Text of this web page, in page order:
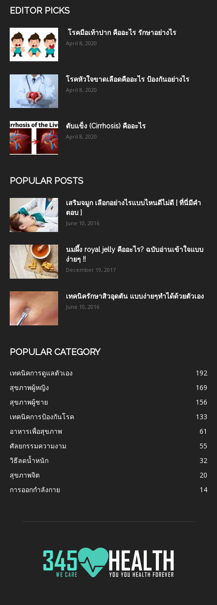
EDITOR PICKS
โรคมือเท้าปาก คืออะไร รักษาอย่างไร
April 8, 2020
โรคหัวใจขาดเลือดคืออะไร ป้องกันอย่างไร
April 8, 2020
ตับแข็ง (Cirrhosis) คืออะไร
April 8, 2020
POPULAR POSTS
เสริมจมูก เลือกอย่างไรแบบไหนดีไม่ดี [ ที่นี่มีคำ
ตอบ ]
June 10, 2016
นมผึ้ง royal jelly คืออะไร? ฉบับอ่านเข้าใจแบบ
ง่ายๆ !!
December 19, 2017
เทคนิครักษาสิวอุดตัน แบบง่ายๆทำได้ด้วยตัวเอง
June 10, 2016
POPULAR CATEGORY
เทคนิคการดูแลตัวเอง
192
สุขภาพผู้หญิง
169
สุขภาพผู้ชาย
156
เทคนิคการป้องกันโรค
133
อาหารเพื่อสุขภาพ
61
ศัลยกรรมความงาม
55
วิธีลดน้ำหนัก
32
สุขภาพจิต
20
การออกกำลังกาย
14